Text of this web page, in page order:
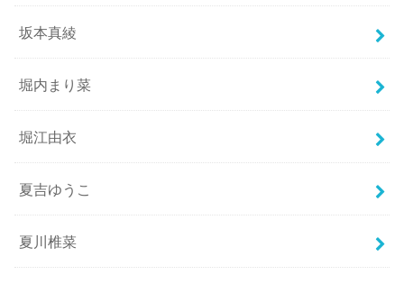
坂本真綾
堀内まり菜
堀江由衣
夏吉ゆうこ
夏川椎菜